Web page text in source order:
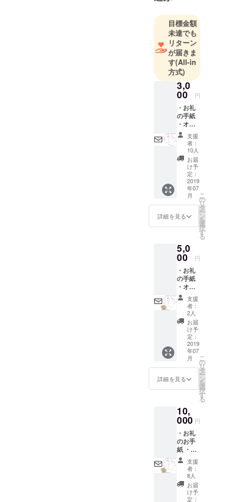
ぐ架け橋へ
となるを
テーマに活
動していま
す！！
奈良県葛城
市で”たん
じゅん農
法”を用いた
自然栽培の
畑を準備中
野菜本来の
味を素直に
感じれる、
パワーのあ
せになるお
目指しま
子どもたち
の為にも健
康で、そし
て大事な知
恵や技術を
将来引き継
いでいける
ように。
食を豊か
に、農業を
もっと豊か
様々な問題
に着目し挑
戦し続けて
ます。
目標金額
未達でも
リターン
が届きま
す(All-in
方式)
3,0
00 円
・お礼
の手紙
・オリ
ジナルT
シャツ
【備考
欄にご
希望の
サイズ
とデザ
インを
ご記載
くださ
い。】
【デザ
ン】：A
or B
【サイ
ズ】：
120cm,
140cm,
160cm,
S,M,L,X
支援
者：
10人
お届
け予
定：
2019
年07
月
詳細を見る
こ
の
リ
タ
ー
ン
を
選
択
す
る
5,0
00 円
・お礼
の手紙
・オリ
ジナルT
シャツ1
500円割
引クー
ポン 3
枚（お
野菜
キュー
ピット
サイト
内で使
クーポ
ンコー
ドを送
らせて
頂きま
す。 サ
イト購
入時に
クーポ
ンコー
ドを打
ち込め
支援
者：
2人
お届
け予
定：
2019
年07
月
詳細を見る
こ
の
リ
タ
ー
ン
を
選
択
す
る
10,
000 円
・お礼
のお手
紙 ・オ
リジナ
ルTシャ
ツ 1枚
・500円
割引
クーポ
支援
者：
8人
お届
け予
定：